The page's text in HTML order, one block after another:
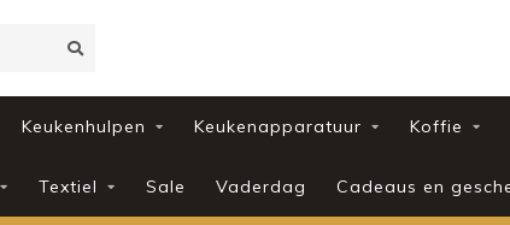
Keukenhulpen Keukenapparatuur Koffie
Textiel Sale Vaderdag Cadeaus en